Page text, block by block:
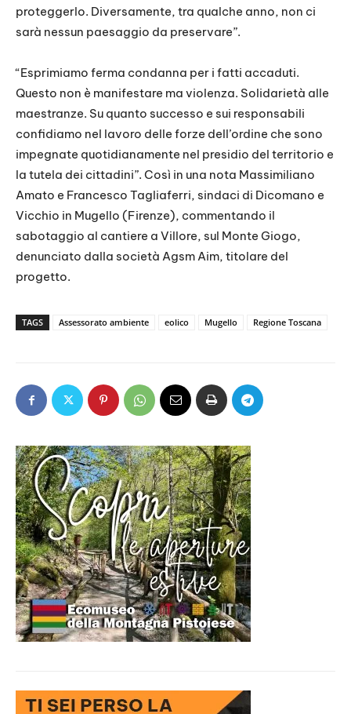
proteggerlo. Diversamente, tra qualche anno, non ci
sarà nessun paesaggio da preservare”.
“Esprimiamo ferma condanna per i fatti accaduti.
Questo non è manifestare ma violenza. Solidarietà alle
maestranze. Su quanto successo e sui responsabili
confidiamo nel lavoro delle forze dell’ordine che sono
impegnate quotidianamente nel presidio del territorio e
la tutela dei cittadini”. Così in una nota Massimiliano
Amato e Francesco Tagliaferri, sindaci di Dicomano e
Vicchio in Mugello (Firenze), commentando il
sabotaggio al cantiere a Villore, sul Monte Giogo,
denunciato dalla società Agsm Aim, titolare del
progetto.
TAGS Assessorato ambiente eolico Mugello Regione Toscana